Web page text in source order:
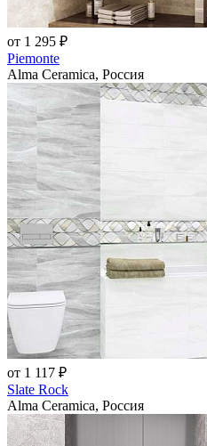
от 1 295 ₽
Piemonte
Alma Ceramica, Россия
от 1 117 ₽
Slate Rock
Alma Ceramica, Россия